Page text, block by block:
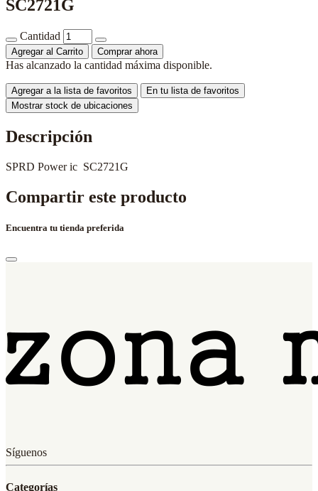
SC2721G
Cantidad
Agregar al Carrito Comprar ahora
Has alcanzado la cantidad máxima disponible.
Agregar a la lista de favoritos
En tu lista de favoritos
Mostrar stock de ubicaciones
Descripción
SPRD Power ic SC2721G
Compartir este producto
Encuentra tu tienda preferida
Síguenos
Categorías